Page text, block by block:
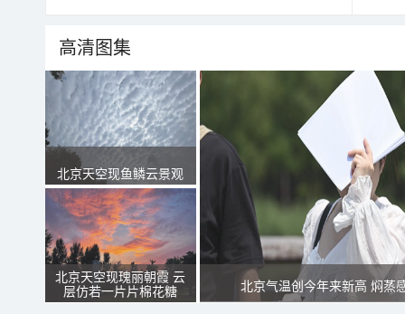
高清图集
北京天空现鱼鳞云景观
北京天空现瑰丽朝霞 云
层仿若一片片棉花糖
北京气温创今年来新高 焖蒸